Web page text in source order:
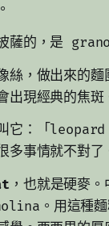
薩的，是
絲，做出來的
出現經典的焦斑
它：「
多事情就不對了
，也就是硬麥
。用這種麵